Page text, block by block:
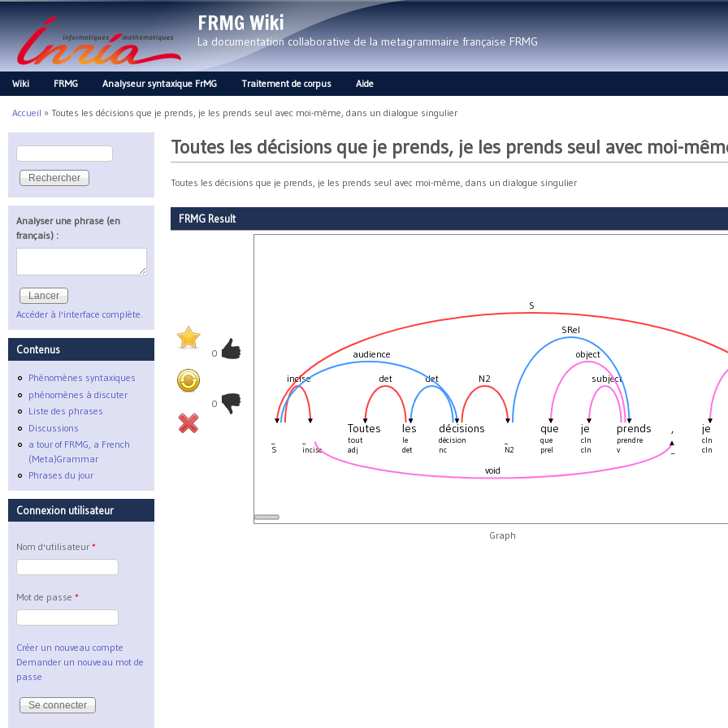
FRMG Wiki
La documentation collaborative de la metagrammaire française FRMG
Main menu
Wiki FRMG Analyseur syntaxique FrMG Traitement de corpus Aide
Vous êtes ici
Accueil » Toutes les décisions que je prends, je les prends seul avec moi-même, dans un dialogue singulier
Toutes les décisions que je prends, je les prends seul avec moi-
Toutes les décisions que je prends, je les prends seul avec moi-même, dans un dialogue singulier
FRMG Result
0
0
S
incise
Toutes
tout
adj
les
le
det
décisions
décision
nc
N2
que
que
prel
je
cln
cln
prends
prendre
v
,
,
je
cln
cln
S
subject
object
SRel
det N2
det
incise
audience
void
Graph
Formulaire de recherche
Rechercher
Analyser une phrase (en
français) :
Accéder à l'interface complète.
Contenus
Phénomènes syntaxiques
phénomènes à discuter
Liste des phrases
Discussions
a tour of FRMG, a French
(Meta)Grammar
Phrases du jour
Connexion utilisateur
Nom d'utilisateur *
Mot de passe *
Créer un nouveau compte
Demander un nouveau mot de
passe